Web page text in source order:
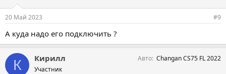
:
20 Май 2023 #9
А куда надо его подключить ?
К Кирилл
Участник
Авто Changan CS75 FL 2022